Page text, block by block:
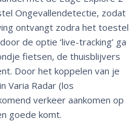
Ongevallendetectie, zodat
ontvangt zodra het toestel
de optie ‘live-tracking’ ga
fietsen, de thuisblijvers
Door het koppelen van je
Varia Radar (los
verkeer aankomen op
goede komt.